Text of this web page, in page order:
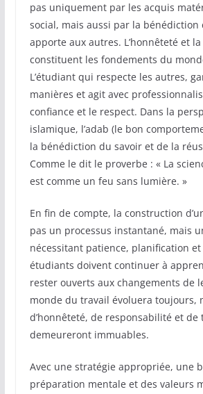
pas uniquement par les acquis
social, mais aussi par la bénédiction
apporte aux autres. L’honnêteté et
constituent les fondements du
L’étudiant qui respecte les autres,
manières et agit avec
confiance et le respect. Dans la
islamique, l’adab (le bon
la bénédiction du savoir et de la
Comme le dit le proverbe : « La
est comme un feu sans lumière. »
En fin de compte, la construction
pas un processus instantané, mais
nécessitant patience, planification
étudiants doivent continuer à
rester ouverts aux changements de
monde du travail évoluera toujours,
d’honnêteté, de responsabilité et de
demeureront immuables.
Avec une stratégie appropriée, une
préparation mentale et des valeurs